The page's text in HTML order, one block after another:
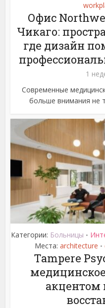
Офис
Чикаго:
где дизайн
1
Современные
больше внимания не
Категории: Больницы •
Места: architecture •
Tampere
акцентом